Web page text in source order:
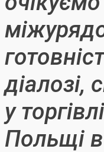
діалозі,
у
Польщі